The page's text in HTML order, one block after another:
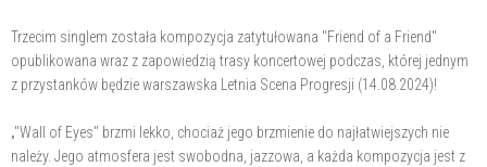
Trzecim singlem została kompozycja zatytułowana "Friend of a Friend"
opublikowana wraz z zapowiedzią trasy koncertowej podczas, której jednym
z przystanków będzie warszawska Letnia Scena Progresji (14.08.2024)!
„"Wall of Eyes" brzmi lekko, chociaż jego brzmienie do najłatwiejszych nie
należy. Jego atmosfera jest swobodna, jazzowa, a każda kompozycja jest z